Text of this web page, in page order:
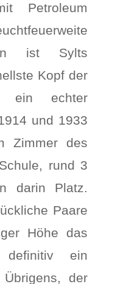
Petroleum
ist Sylts
Kopf der
ein echter
und 1933
Zimmer des
rund 3
darin Platz.
Paare
Höhe das
ein
Übrigens, der